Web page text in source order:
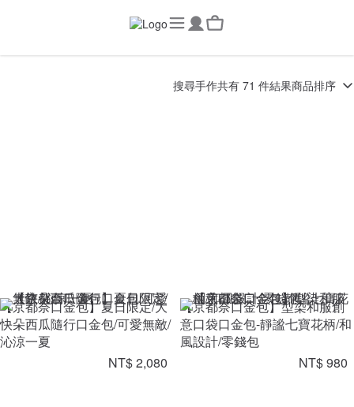
搜尋手作共有 71 件結果商品排序
【京都奈口金包】夏日限定/大
快朵西瓜隨行口金包/可愛無敵/
沁涼一夏
NT$ 2,080
【京都奈口金包】型染和服創
意口袋口金包-靜謐七寶花柄/和
風設計/零錢包
NT$ 980